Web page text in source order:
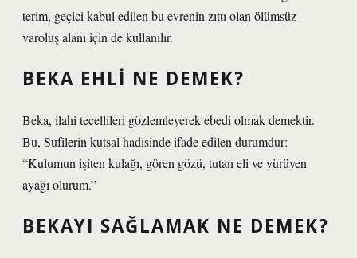
terim, geçici kabul edilen bu evrenin zıttı olan ölümsüz
varoluş alanı için de kullanılır.
BEKA EHLI NE DEMEK?
Beka, ilahi tecellileri gözlemleyerek ebedi olmak demektir.
Bu, Sufilerin kutsal hadisinde ifade edilen durumdur:
“Kulumun işiten kulağı, gören gözü, tutan eli ve yürüyen
ayağı olurum.”
BEKAYI SAĞLAMAK NE DEMEK?